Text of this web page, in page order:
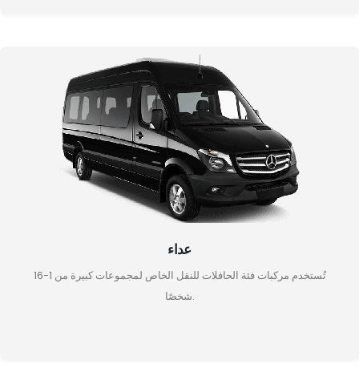
عداء
تُستخدم مركبات فئة الحافلات للنقل الخاص لمجموعات كبيرة من 1-16
شخصًا.